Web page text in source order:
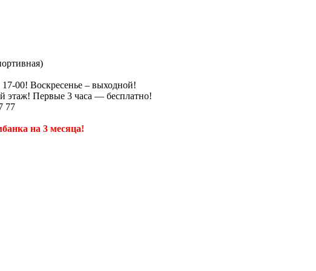
00! Воскресенье – выходной!
этаж! Первые 3 часа — бесплатно!
77
на 3 месяца!